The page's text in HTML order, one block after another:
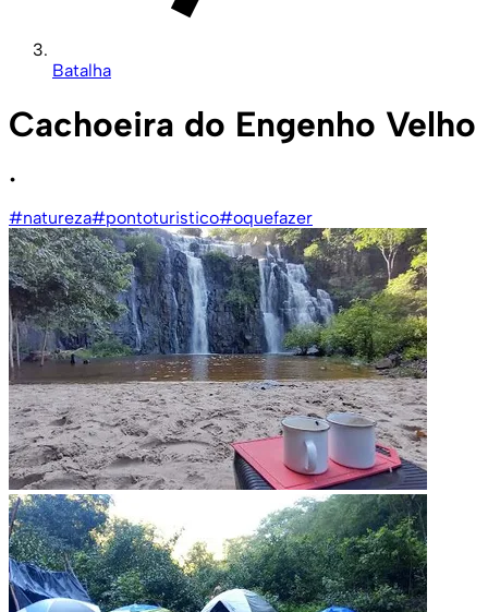
Batalha
Cachoeira do Engenho Velho
•
#natureza#pontoturistico#oquefazer